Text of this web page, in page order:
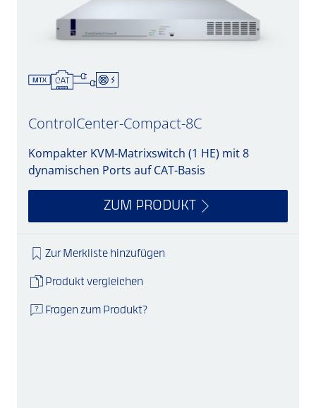
ControlCenter-Compact-8C
Kompakter KVM-Matrixswitch (1 HE) mit 8
dynamischen Ports auf CAT-Basis
ZUM PRODUKT
Zur Merkliste hinzufügen
Produkt vergleichen
Fragen zum Produkt?